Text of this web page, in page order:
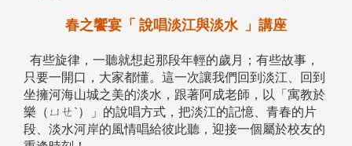
春之饗宴「 說唱淡江與淡水 」講座
有些旋律，一聽就想起那段年輕的歲月；有些故事，
只要一開口，大家都懂。這一次讓我們回到淡江、回到
坐擁河海山城之美的淡水，跟著阿成老師，以「寓教於
樂（ㄩㄝˋ）」的說唱方式，把淡江的記憶、青春的片
段、淡水河岸的風情唱給彼此聽，迎接一個屬於校友的